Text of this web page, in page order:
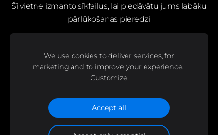
Šī vietne izmanto sīkfailus, lai piedāvātu jums labāku
pārlūkošanas pieredzi
(C) SIA "BS bicycles"
Seko mums mūsu sociālajos tīklos un uzzini
jaunumus pirmais!
We use cookies to deliver services, for
marketing and to improve your experience.
Customize
Accept all